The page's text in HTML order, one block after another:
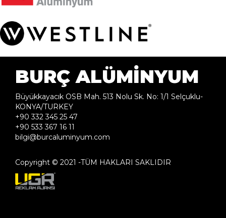
BURÇ ALÜMİNYUM
Büyükkayacık OSB Mah. 513 Nolu Sk. No: 1/1 Selçuklu-
KONYA/TURKEY
+90 332 345 25 47
+90 533 367 16 11
bilgi@burcaluminyum.com
Copyright © 2021 -TÜM HAKLARI SAKLIDIR